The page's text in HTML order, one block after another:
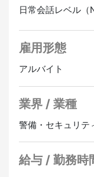
移住を希望の人
気軽に相談してく
▼すぐに内定
面接は1回だけ！
履歴書も必要あり
▼未経験welcome
みんなを守る大切
★まずは本社や営
かいます。
・日本語に自信が
・交通誘導に興味
・しっかり稼ぎた
・ながく働ける仕
日常会話レベル（
雇用形態
アルバイト
業界 / 業種
警備・セキュリテ
給与 / 勤務時